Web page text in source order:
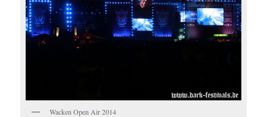
Wacken Open Air 2014